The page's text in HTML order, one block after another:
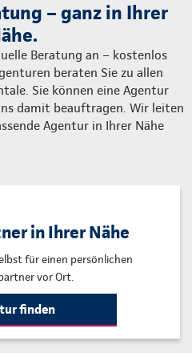
– ganz in Ihrer
Beratung an – kostenlos
beraten Sie zu allen
Sie können eine Agentur
damit beauftragen. Wir leiten
Agentur in Ihrer Nähe
in Ihrer Nähe
für einen persönlichen
vor Ort.
finden